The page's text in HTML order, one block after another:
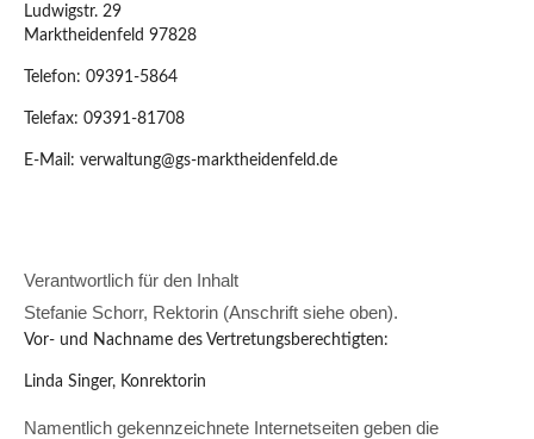
Ludwigstr. 29
Marktheidenfeld 97828
Telefon: 09391-5864
Telefax: 09391-81708
E-Mail: verwaltung@gs-marktheidenfeld.de
Verantwortlich für den Inhalt
Stefanie Schorr, Rektorin (Anschrift siehe oben).
Vor- und Nachname des Vertretungsberechtigten:
Linda Singer, Konrektorin
Namentlich gekennzeichnete Internetseiten geben die